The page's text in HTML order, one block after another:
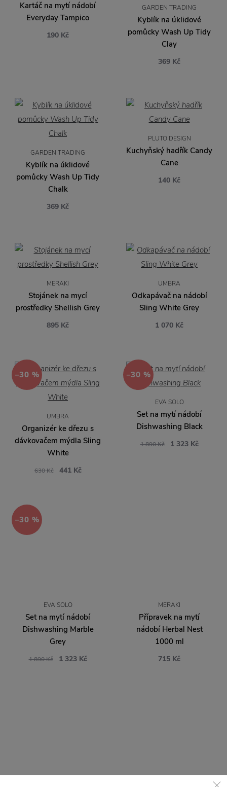
Kartáč na mytí nádobí
Everyday Tampico
190 Kč
GARDEN TRADING
Kyblík na úklidové
pomůcky Wash Up Tidy
Clay
369 Kč
GARDEN TRADING
Kyblík na úklidové
pomůcky Wash Up Tidy
Chalk
369 Kč
PLUTO DESIGN
Kuchyňský hadřík Candy
Cane
140 Kč
MERAKI
Stojánek na mycí
prostředky Shellish Grey
895 Kč
UMBRA
Odkapávač na nádobí
Sling White Grey
1 070 Kč
−30 %
UMBRA
Organizér ke dřezu s
dávkovačem mýdla Sling
White
630 Kč 441 Kč
−30 %
EVA SOLO
Set na mytí nádobí
Dishwashing Black
1 890 Kč 1 323 Kč
−30 %
EVA SOLO
Set na mytí nádobí
Dishwashing Marble
Grey
1 890 Kč 1 323 Kč
715 Kč